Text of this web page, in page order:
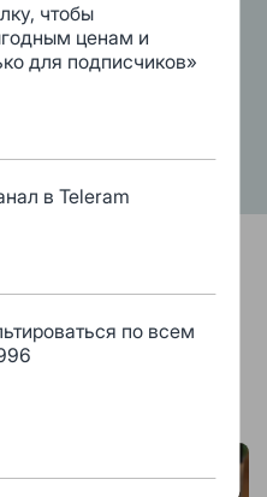
чтобы
ценам и
для подписчиков»
в Teleram
по всем
ПЕРЕГОВОРЫ